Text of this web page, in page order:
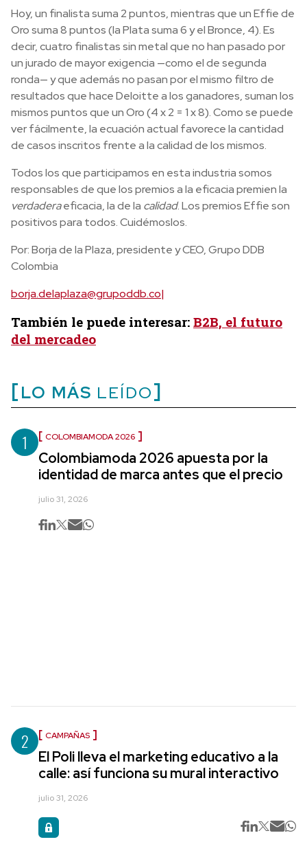
Hoy, un finalista suma 2 puntos, mientras que un Effie de
Oro suma 8 puntos (la Plata suma 6 y el Bronce, 4). Es
decir, cuatro finalistas sin metal que no han pasado por
un jurado de mayor exigencia —como el de segunda
ronda— y que además no pasan por el mismo filtro de
resultados que hace Deloitte a los ganadores, suman los
mismos puntos que un Oro (4 x 2 = 1 x 8). Como se puede
ver fácilmente, la ecuación actual favorece la cantidad
de casos inscritos frente a la calidad de los mismos.
Todos los que participamos en esta industria somos
responsables de que los premios a la eficacia premien la
verdaderaeficacia, la de la calidad. Los premios Effie son
positivos para todos. Cuidémoslos.
Por: Borja de la Plaza, presidente y CEO, Grupo DDB
Colombia
borja.delaplaza@grupoddb.co|
También le puede interesar: B2B, el futuro
del mercadeo
LO MÁS LEÍDO
1 COLOMBIAMODA 2026
Colombiamoda 2026 apuesta por la
identidad de marca antes que el precio
julio 31, 2026
2 CAMPAÑAS
El Poli lleva el marketing educativo a la
calle: así funciona su mural interactivo
julio 31, 2026